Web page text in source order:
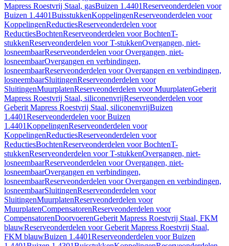
Mapress Roestvrij Staal, gasBuizen 1.4401Reserveonderdelen voor
Buizen 1.4401BuisstukkenKoppelingenReserveonderdelen voor
KoppelingenReductiesReserveonderdelen voor
ReductiesBochtenReserveonderdelen voor BochtenT-
stukkenReserveonderdelen voor T-stukkenOvergangen, niet-
losneembaarReserveonderdelen voor Overgangen, niet-
losneembaarOvergangen en verbindingen,
losneembaarReserveonderdelen voor Overgangen en verbindingen,
losneembaarSluitingenReserveonderdelen voor
SluitingenMuurplatenReserveonderdelen voor MuurplatenGeberit
Mapress Roestvrij Staal, siliconenvrijReserveonderdelen voor
Geberit Mapress Roestvrij Staal, siliconenvrijBuizen
1.4401Reserveonderdelen voor Buizen
1.4401KoppelingenReserveonderdelen voor
KoppelingenReductiesReserveonderdelen voor
ReductiesBochtenReserveonderdelen voor BochtenT-
stukkenReserveonderdelen voor T-stukkenOvergangen, niet-
losneembaarReserveonderdelen voor Overgangen, niet-
losneembaarOvergangen en verbindingen,
losneembaarReserveonderdelen voor Overgangen en verbindingen,
losneembaarSluitingenReserveonderdelen voor
SluitingenMuurplatenReserveonderdelen voor
MuurplatenCompensatorenReserveonderdelen voor
CompensatorenDoorvoerenGeberit Mapress Roestvrij Staal, FKM
blauwReserveonderdelen voor Geberit Mapress Roestvrij Staal,
FKM blauwBuizen 1.4401Reserveonderdelen voor Buizen